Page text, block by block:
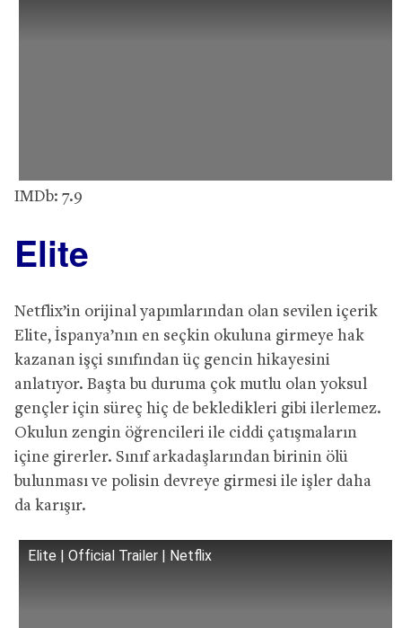
IMDb: 7.9
Elite
Netflix’in orijinal yapımlarından olan sevilen içerik
Elite, İspanya’nın en seçkin okuluna girmeye hak
kazanan işçi sınıfından üç gencin hikayesini
anlatıyor. Başta bu duruma çok mutlu olan yoksul
gençler için süreç hiç de bekledikleri gibi ilerlemez.
Okulun zengin öğrencileri ile ciddi çatışmaların
içine girerler. Sınıf arkadaşlarından birinin ölü
bulunması ve polisin devreye girmesi ile işler daha
da karışır.
Elite | Official Trailer | Netflix